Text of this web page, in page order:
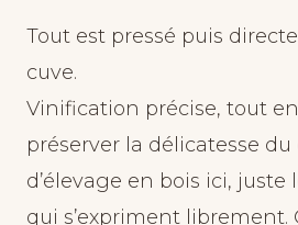
Tout est pressé puis
cuve.
Vinification précise, tout
préserver la délicatesse du
d’élevage en bois ici,
qui s’expriment librement.